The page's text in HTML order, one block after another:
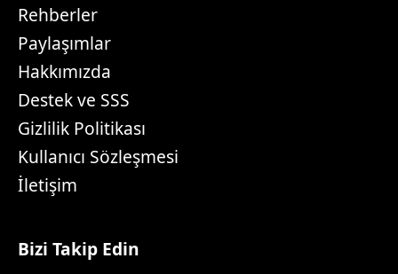
Rehberler
Paylaşımlar
Hakkımızda
Destek ve SSS
Gizlilik Politikası
Kullanıcı Sözleşmesi
İletişim
Bizi Takip Edin